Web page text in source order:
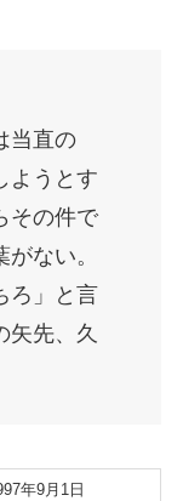
当直の
ようとす
その件で
ない。
ろ」と言
矢先、久
年9月1日